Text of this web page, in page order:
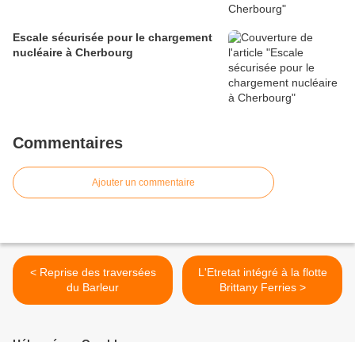
Escale sécurisée pour le chargement
nucléaire à Cherbourg
Commentaires
Ajouter un commentaire
< Reprise des traversées
du Barleur
L'Etretat intégré à la flotte
Brittany Ferries >